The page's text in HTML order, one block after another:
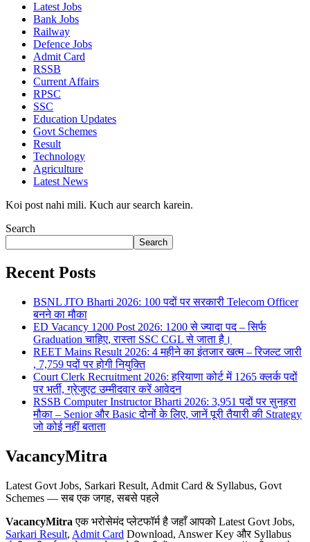
Latest Jobs
Bank Jobs
Railway
Defence Jobs
Admit Card
RSSB
Current Affairs
RPSC
SSC
Education Updates
Govt Schemes
Result
Technology
Agriculture
Latest News
Koi post nahi mili. Kuch aur search karein.
Search
Search
Recent Posts
BSNL JTO Bharti 2026: 100 पदों पर सरकारी Telecom Officer
बनने का मौका
ED Vacancy 1200 Post 2026: 1200 से ज्यादा पद – सिर्फ
Graduation चाहिए, रास्ता SSC CGL से जाता है।
REET Mains Result 2026: 4 महीने का इंतजार खत्म – रिजल्ट जारी
, 7,759 पदों पर होगी नियुक्ति
Court Clerk Recruitment 2026: हरियाणा कोर्ट में 1265 क्लर्क पदों
पर भर्ती, ग्रेजुएट उम्मीदवार करें आवेदन
RSSB Computer Instructor Bharti 2026: 3,951 पदों पर सुनहरा
मौका – Senior और Basic दोनों के लिए, जानें पूरी तैयारी की Strategy
जो कोई नहीं बताता
VacancyMitra
Latest Govt Jobs, Sarkari Result, Admit Card & Syllabus, Govt
Schemes — सब एक जगह, सबसे पहले
VacancyMitra एक भरोसेमंद प्लेटफॉर्म है जहाँ आपको Latest Govt Jobs,
Sarkari Result, Admit Card Download, Answer Key और Syllabus